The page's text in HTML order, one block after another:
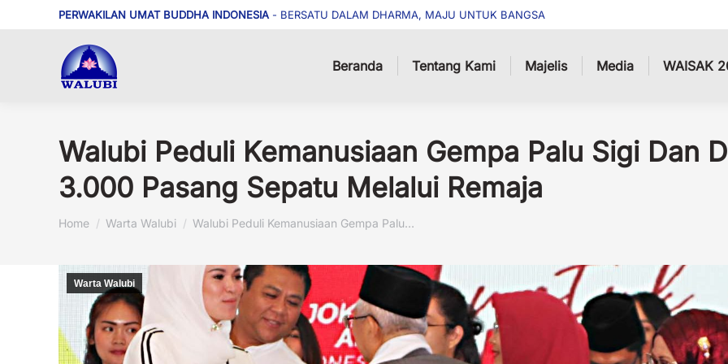
PERWAKILAN UMAT BUDDHA INDONESIA - BERSATU DALAM DHARMA, MAJU UNTUK BANGSA
Beranda Tentang Kami Majelis Media WAISAK
Walubi Peduli Kemanusiaan Gempa Palu Sigi Dan
3.000 Pasang Sepatu Melalui Remaja
You are here:
Home Warta Walubi Walubi Peduli Kemanusiaan Gempa Palu…
Warta Walubi